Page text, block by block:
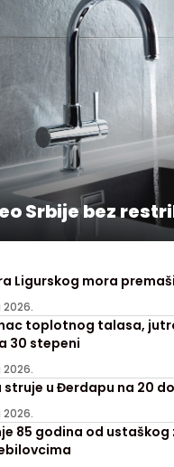
Srbije bez
Ligurskog mora
2026.
toplotnog talasa,
30 stepeni
2026.
u Đerdapu na 20
2026.
85 godina od ustaškog